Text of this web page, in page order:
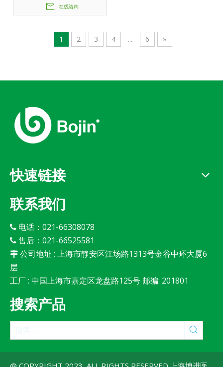
在线咨询
1 2 3 4 ... 6 »
快速链接
联系我们
 电话：021-66308078
 售后：021-66525581
 公司地址 : 上海市静安区江场路1313号金谷中环大厦6
层
工厂 : 中国上海市嘉定区龙盘路125号 邮编: 201801
搜索产品